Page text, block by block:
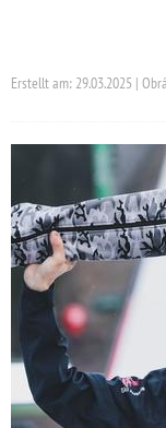
Erstellt am: 29.03.2025 |